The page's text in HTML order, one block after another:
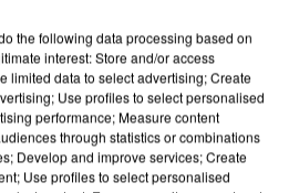
the following data processing based on
interest: Store and/or access
limited data to select advertising; Create
Use profiles to select personalised
performance; Measure content
through statistics or combinations
Develop and improve services; Create
Use profiles to select personalised